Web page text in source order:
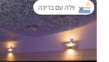
וילה עם בריכה